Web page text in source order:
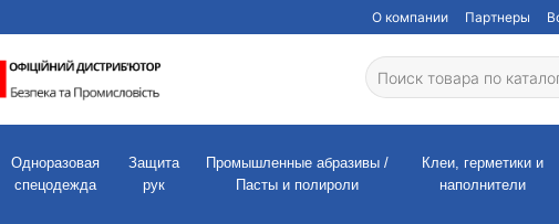
О компании Партнеры
Одноразовая
спецодежда
Защита
рук
Промышленные абразивы /
Пасты и полироли
Клеи, герметики и
наполнители